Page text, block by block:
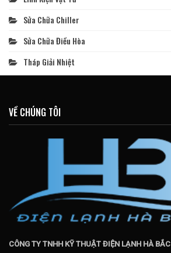
Sửa Chữa Chiller
Sửa Chữa Điều Hòa
Tháp Giải Nhiệt
VỀ CHÚNG TÔI
CÔNG TY TNHH KỸ THUẬT ĐIỆN LẠNH HÀ BẮC